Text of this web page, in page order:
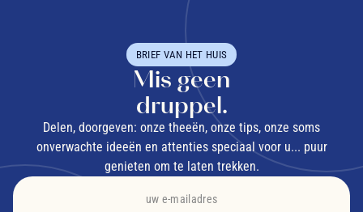
BRIEF VAN HET HUIS
Mis geen
druppel.
Delen, doorgeven: onze theeën, onze tips, onze soms
onverwachte ideeën en attenties speciaal voor u... puur
genieten om te laten trekken.